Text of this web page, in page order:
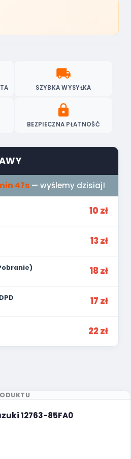
local_shipping
SZYBKA WYSYŁKA
lock
BEZPIECZNA PŁATNOŚĆ
46s — wyślemy dzisiaj!
10 zł
13 zł
18 zł
17 zł
22 zł
12763-85FA0